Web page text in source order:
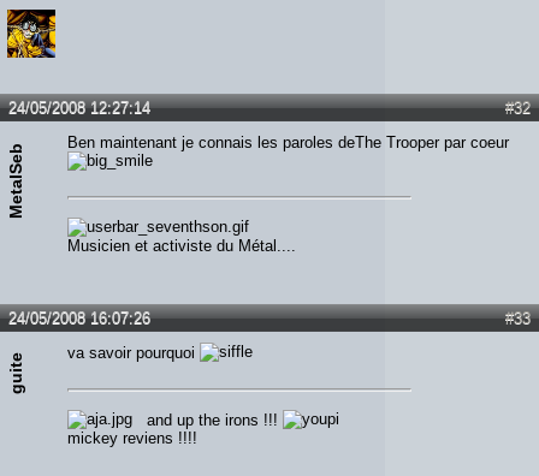
#32
24/05/2008 12:27:14
MetalSeb
Ben maintenant je connais les paroles deThe Trooper par coeur
Musicien et activiste du Métal....
#33
24/05/2008 16:07:26
guite va savoir pourquoi
and up the irons !!!
mickey reviens !!!!